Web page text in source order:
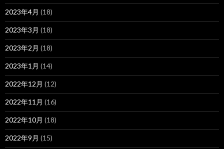
2023年4月 (18)
2023年3月 (18)
2023年2月 (18)
2023年1月 (14)
2022年12月 (12)
2022年11月 (16)
2022年10月 (18)
2022年9月 (15)